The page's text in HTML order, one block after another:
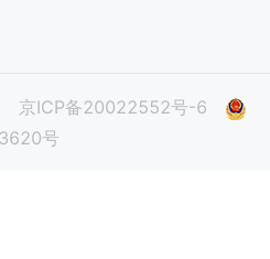
京ICP备20022552号-6
号